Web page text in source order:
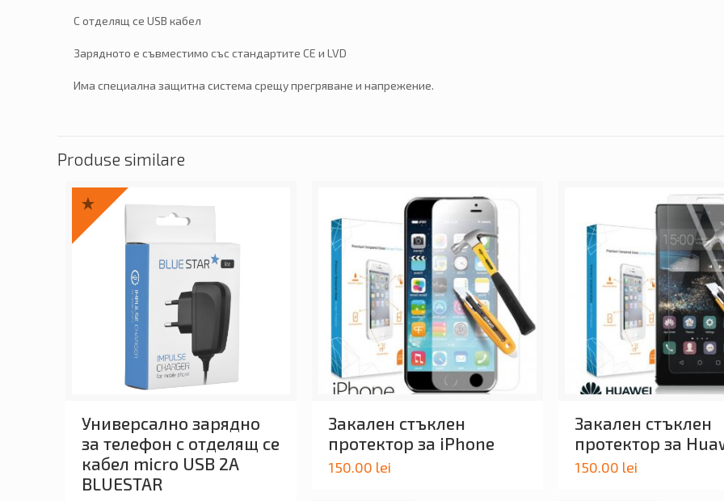
С отделящ се USB кабел
Зарядното е съвместимо със стандартите CE и LVD
Има специална защитна система срещу прегряване и напрежение.
Produse similare
Универсално зарядно
за телефон с отделящ се
кабел micro USB 2A
BLUESTAR
Закален стъклен
протектор за iPhone
150.00 lei
Закален стъклен
протектор за
150.00 lei